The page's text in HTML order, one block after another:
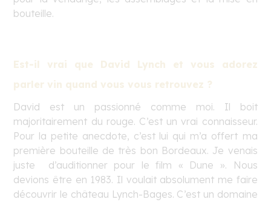
bouteille.
Est-il vrai que David Lynch et vous adorez
parler vin quand vous vous retrouvez ?
David est un passionné comme moi. Il boit
majoritairement du rouge. C’est un vrai connaisseur.
Pour la petite anecdote, c’est lui qui m’a offert ma
première bouteille de très bon Bordeaux. Je venais
juste d’auditionner pour le film « Dune ». Nous
devions être en 1983. Il voulait absolument me faire
découvrir le château Lynch-Bages. C’est un domaine